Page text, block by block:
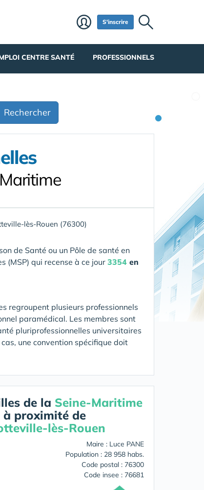
S'inscrire
CENTRE SANTÉ PROFESSIONNELS
Rechercher
lès-Rouen (76300)
de Santé ou un Pôle de santé en
(MSP) qui recense à ce jour3354 en
regroupent plusieurs professionnels
paramédical. Les membres sont
pluriprofessionnelles universitaires
une convention spécifique doit
de la Seine-Maritime
à proximité de
lès-Rouen
Maire : Luce PANE
Population : 28 958 habs.
Code postal : 76300
Code insee : 76681